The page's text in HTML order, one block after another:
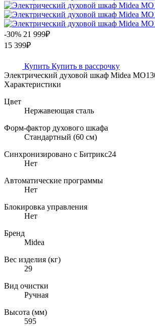
-30% 21 999₽
15 399₽
Купить Купить в рассрочку
Электрический духовой шкаф Midea
Характеристики
Цвет
Нержавеющая сталь
Форм-фактор духового шкафа
Стандартный (60 см)
Синхронизировано с Битрикс24
Нет
Автоматические программы
Нет
Блокировка управления
Нет
Бренд
Midea
Вес изделия (кг)
29
Вид очистки
Ручная
Высота (мм)
595